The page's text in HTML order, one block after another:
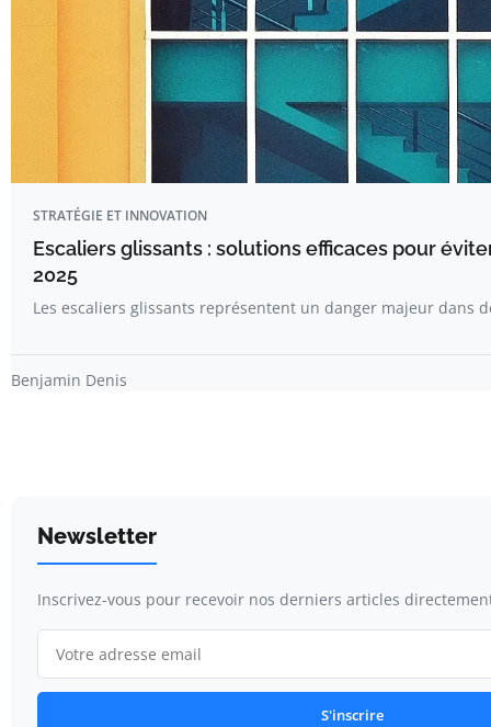
STRATÉGIE ET INNOVATION
Escaliers glissants : solutions efficaces pour
2025
Les escaliers glissants représentent un danger majeur dans
Benjamin Denis
Newsletter
Inscrivez-vous pour recevoir nos derniers articles
S'inscrire